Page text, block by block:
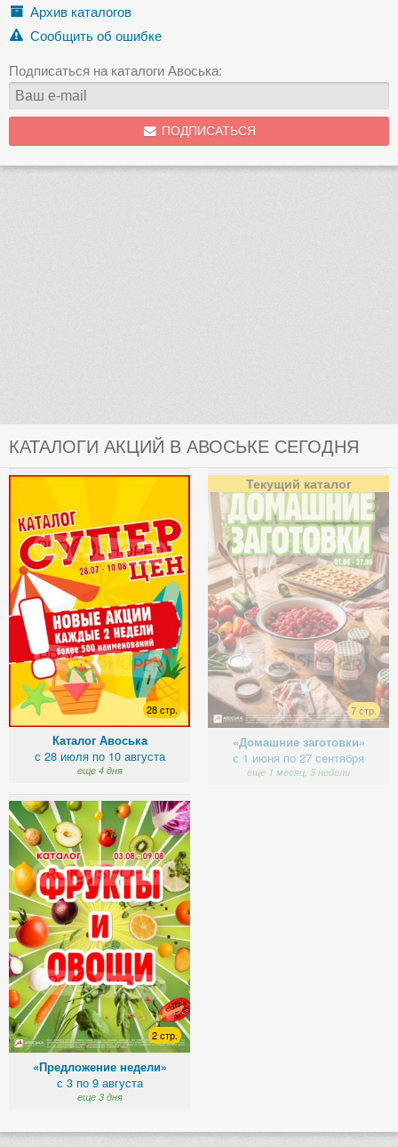
Архив каталогов
Сообщить об ошибке
Подписаться на каталоги Авоська:
ПОДПИСАТЬСЯ
КАТАЛОГИ АКЦИЙ В АВОСЬКЕ СЕГОДНЯ
28 стр.
Каталог Авоська
с 28 июля по 10 августа
еще 4 дня
7 стр.
Текущий каталог
«Домашние заготовки»
с 1 июня по 27 сентября
еще 1 месяц, 3 недели
2 стр.
«Предложение недели»
с 3 по 9 августа
еще 3 дня